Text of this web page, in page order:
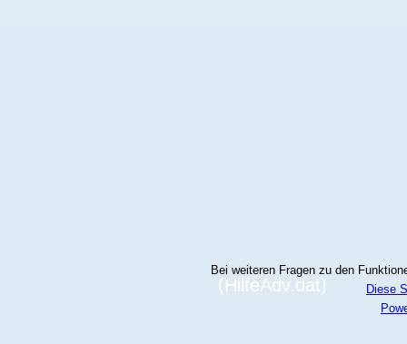
(HilfeAdv.dat)
Bei weiteren Fragen zu den
Diese